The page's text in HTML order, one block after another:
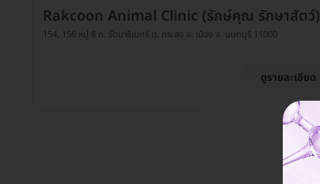
Rakcoon Animal Clinic (รักษ์คุณ รักษาสัตว์)
154, 156 หมู่ 8 ถ. รัตนาธิเบศร์ ต. กระสอ อ. เมือง จ. นนทบุรี 11000
ดูรายละเอียด